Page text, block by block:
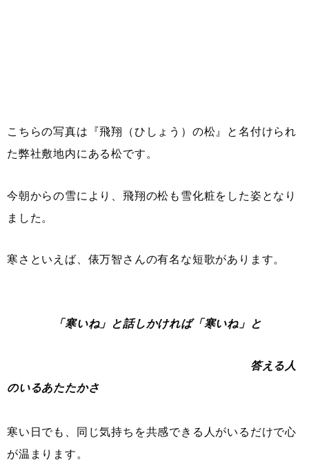
こちらの写真は『飛翔（ひしょう）の松』と名付けられ
た弊社敷地内にある松です。
今朝からの雪により、飛翔の松も雪化粧をした姿となり
ました。
寒さといえば、俵万智さんの有名な短歌があります。
「寒いね」と話しかければ「寒いね」と
答える人
のいるあたたかさ
寒い日でも、同じ気持ちを共感できる人がいるだけで心
が温まります。